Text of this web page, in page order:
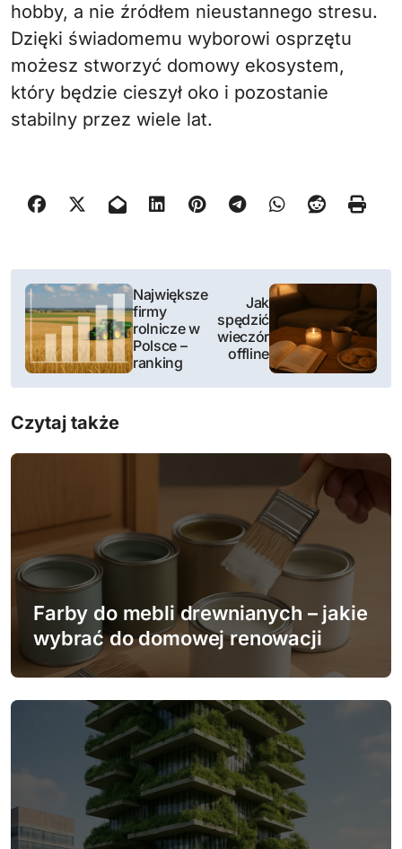
hobby, a nie źródłem nieustannego stresu.
Dzięki świadomemu wyborowi osprzętu
możesz stworzyć domowy ekosystem,
który będzie cieszył oko i pozostanie
stabilny przez wiele lat.
N
w
i
g
a
j
a
i
u
Największe
firmy
rolnicze w
Polsce –
ranking
Jak
spędzić
wieczór
offline
Czytaj także
Farby do mebli drewnianych – jakie
wybrać do domowej renowacji